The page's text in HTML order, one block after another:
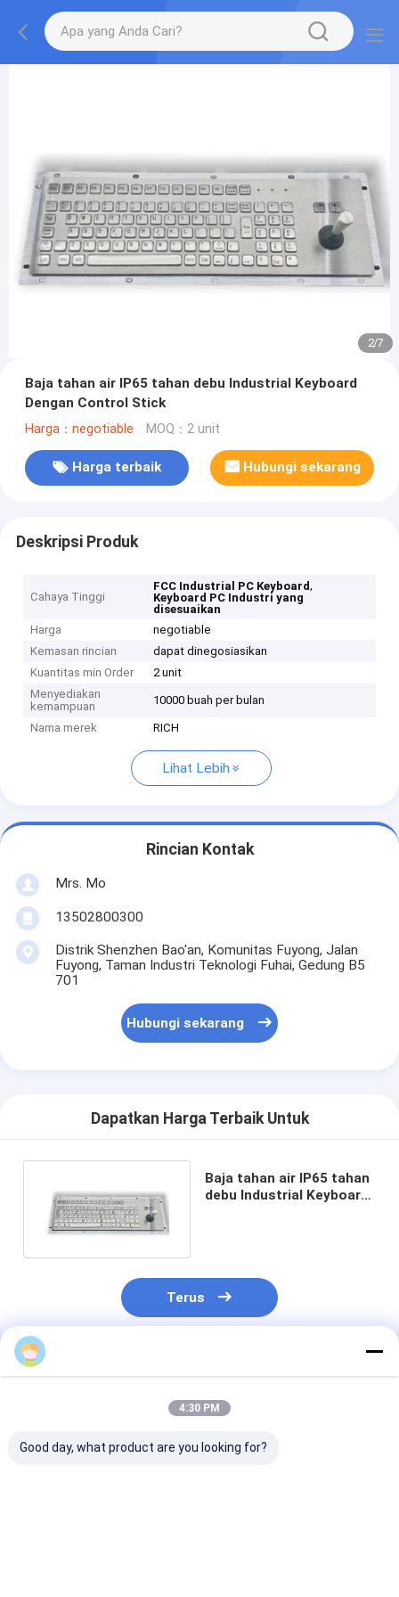
2/7
Baja tahan air IP65 tahan debu Industrial Keyboard
Dengan Control Stick
Harga：negotiable MOQ：2 unit
Harga terbaik Hubungi sekarang
Deskripsi Produk
Cahaya Tinggi
FCC Industrial PC Keyboard,
Keyboard PC Industri yang
disesuaikan
Harga
negotiable
Kemasan rincian
dapat dinegosiasikan
Kuantitas min Order
2 unit
Menyediakan
kemampuan
10000 buah per bulan
Nama merek RICH
Lihat Lebih
Rincian Kontak
Mrs. Mo
13502800300
Distrik Shenzhen Bao'an, Komunitas Fuyong, Jalan
Fuyong, Taman Industri Teknologi Fuhai, Gedung B5
701
Hubungi sekarang
Dapatkan Harga Terbaik Untuk
Baja tahan air IP65 tahan
debu Industrial Keyboard
Terus
Rekomendasi Produk
4:30 PM
Good day, what product are you looking for?